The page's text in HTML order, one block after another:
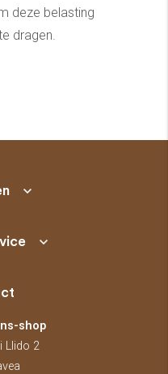
deze belasting
dragen.
shop
Llido 2